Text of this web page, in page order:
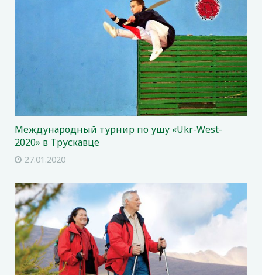
Международный турнир по ушу «Ukr-West-
2020» в Трускавце
27.01.2020